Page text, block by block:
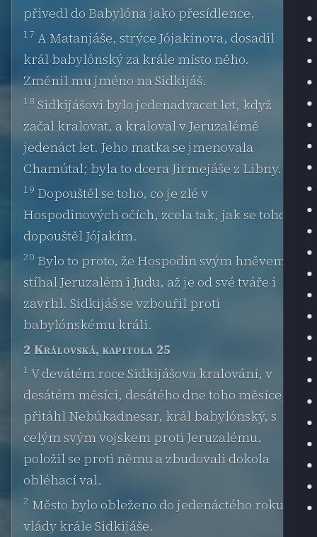
přivedl do Babylóna jako přesídlence.
17 A Matanjáše, strýce Jójakínova, dosadil
král babylónský za krále místo něho.
Změnil mu jméno na Sidkijáš.
18 Sidkijášovi bylo jedenadvacet let, když
začal kralovat, a kraloval v Jeruzalémě
jedenáct let. Jeho matka se jmenovala
Chamútal; byla to dcera Jirmejáše z Libny.
19 Dopouštěl se toho, co je zlé v
Hospodinových očích, zcela tak, jak se toho
dopouštěl Jójakím.
20 Bylo to proto, že Hospodin svým hněvem
stíhal Jeruzalém i Judu, až je od své tváře i
zavrhl. Sidkijáš se vzbouřil proti
babylónskému králi.
2 Královská, kapitola 25
1 V devátém roce Sidkijášova kralování, v
desátém měsíci, desátého dne toho měsíce,
přitáhl Nebúkadnesar, král babylónský, s
celým svým vojskem proti Jeruzalému,
položil se proti němu a zbudovali dokola
obléhací val.
2 Město bylo obleženo do jedenáctého roku
vlády krále Sidkijáše.